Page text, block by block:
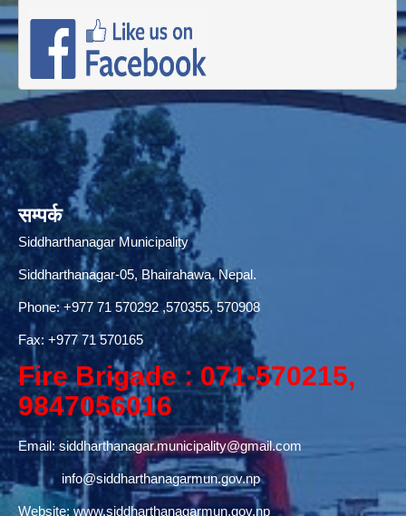
सम्पर्क
Siddharthanagar Municipality
Siddharthanagar-05, Bhairahawa, Nepal.
Phone:+977 71 570292,570355, 570908
Fax: +977 71 570165
Fire Brigade : 071-570215,
9847056016
Email:siddharthanagar.municipality@gmail.com
info@siddharthanagarmun.gov.np
Website: www.siddharthanagarmun.gov.np